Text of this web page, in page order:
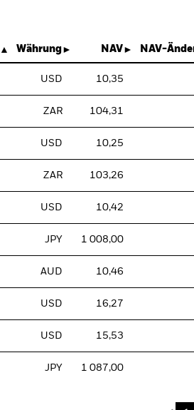
Währung NAV NAV-
USD 10,35
ZAR 104,31
USD 10,25
ZAR 103,26
USD 10,42
JPY 1 008,00
AUD 10,46
USD 16,27
USD 15,53
JPY 1 087,00